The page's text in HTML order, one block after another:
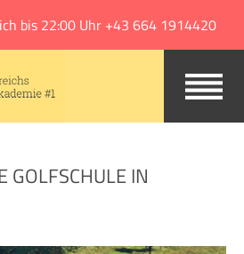
bis 22:00 Uhr +43 664 1914420
GOLFSCHULE IN